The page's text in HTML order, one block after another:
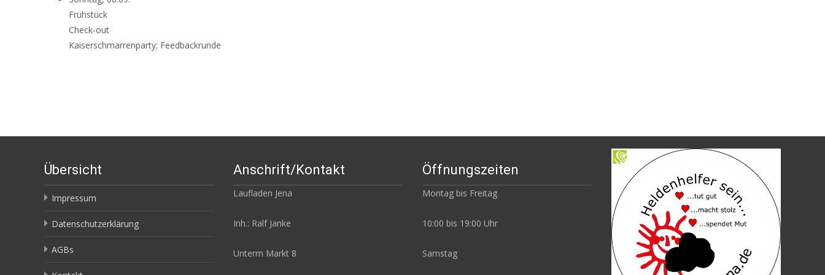
Frühstück
Check-out
Kaiserschmarrenparty; Feedbackrunde
Übersicht
Impressum
Datenschutzerklärung
AGBs
Anschrift/Kontakt
Laufladen Jena
Inh.: Ralf Janke
Unterm Markt 8
Öffnungszeiten
Montag bis Freitag
10:00 bis 19:00 Uhr
Samstag